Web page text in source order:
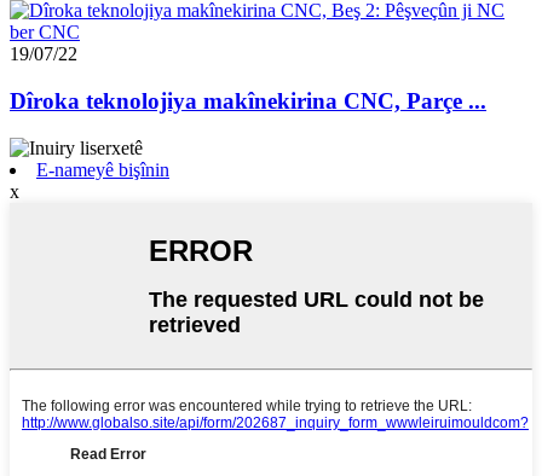
19/07/22
Dîroka teknolojiya makînekirina CNC, Parçe ...
E-nameyê bişînin
x